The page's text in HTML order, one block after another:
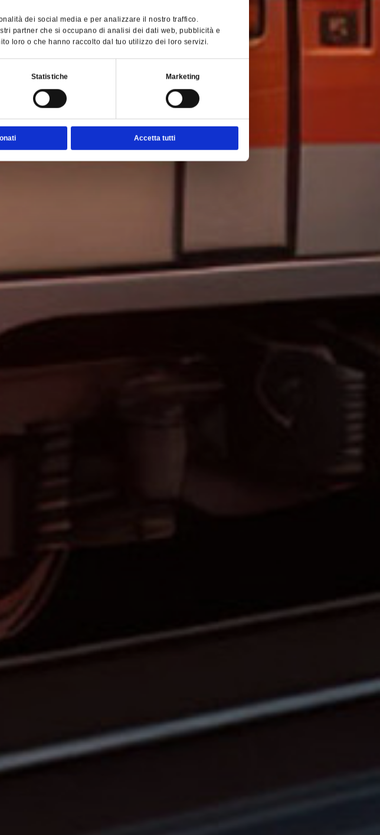
dei social media e per analizzare il nostro traffico.
partner che si occupano di analisi dei dati web, pubblicità e
loro o che hanno raccolto dal tuo utilizzo dei loro servizi.
Statistiche Marketing
Accetta tutti